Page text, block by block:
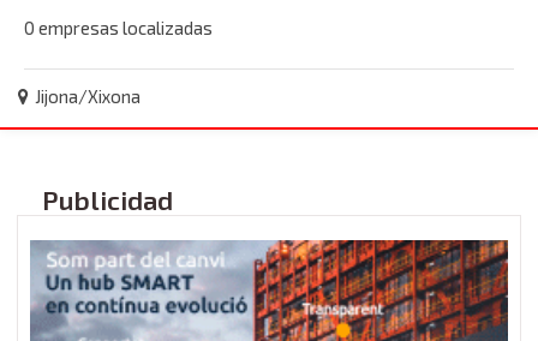
0 empresas localizadas
Jijona/Xixona
Publicidad